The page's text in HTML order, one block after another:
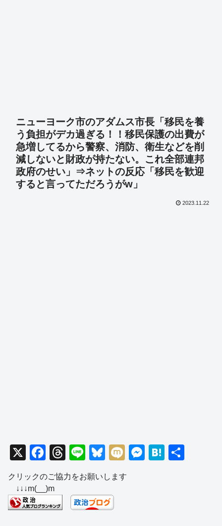
ニューヨーク市のアダムス市長「移民を養
う負担がデカ過ぎる！！移民保護の出費が
急増してるから警察、消防、衛生などを削
減しないと財政が持たない。これ全部連邦
政府のせい」⇒ネットの反応「移民を歓迎
すると言ってただろうがw」
2023.11.22
X
F
c
e
b
T
hr
e
a
d
Li
n
e
Bl
u
e
sk
y
M
M
H
クリックのご協力をお願いします
↓↓↓m(__)m